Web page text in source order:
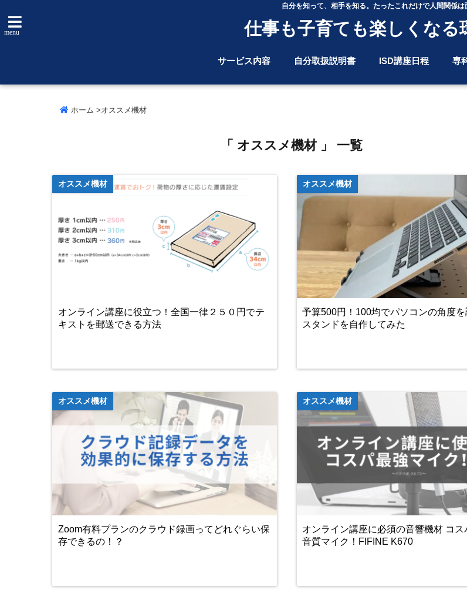
自分を知って、相手を知る。たったこれだけで人間関係は
menu 仕事も子育ても楽しくなる
サービス内容 自分取扱説明書 ISD講座日程 専
ホーム >オススメ機材
「 オススメ機材 」 一覧
オススメ機材
オンライン講座に役立つ！全国一律２５０円でテ
キストを郵送できる方法
オススメ機材
予算500円！100均でパソコンの角度を
スタンドを自作してみた
オススメ機材
Zoom有料プランのクラウド録画ってどれぐらい保
存できるの！？
オススメ機材
オンライン講座に必須の音響機材 コス
音質マイク！FIFINE K670